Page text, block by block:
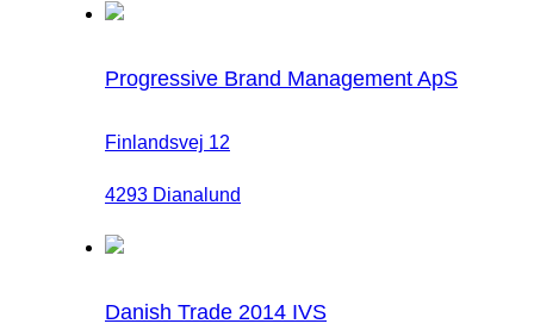
Progressive Brand Management ApS
Finlandsvej 12
4293 Dianalund
Danish Trade 2014 IVS